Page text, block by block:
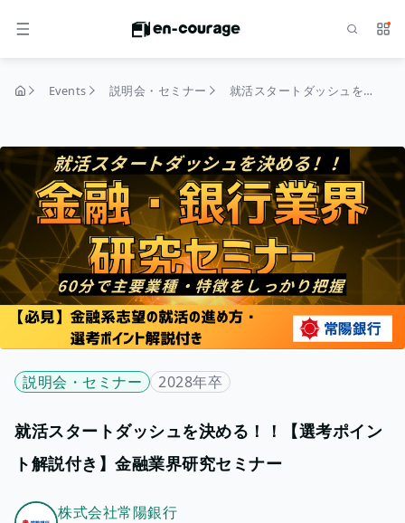
MENU Search
home Events 説明会・セミナー 就活スタートダッシュを決める！！【選考ポイント解説付き】金融業界研究セミナー
説明会・セミナー 2028年卒
就活スタートダッシュを決める！！【選考ポイン
ト解説付き】金融業界研究セミナー
株式会社常陽銀行